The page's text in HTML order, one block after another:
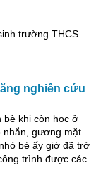
trường THCS
nghiên cứu
khi còn học ở
nhắn, gương mặt
bé ấy giờ đã trở
trình được các